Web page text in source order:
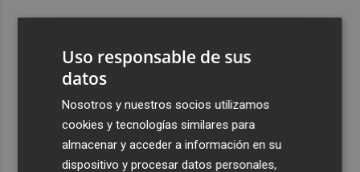
Uso responsable de sus
datos
Nosotros y nuestros socios utilizamos
cookies y tecnologías similares para
almacenar y acceder a información en su
dispositivo y procesar datos personales,